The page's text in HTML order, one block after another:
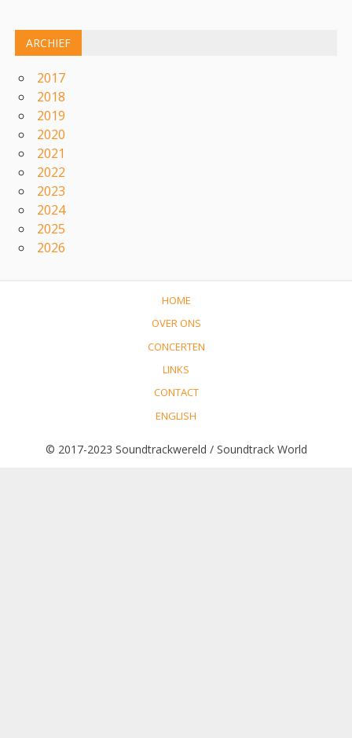
ARCHIEF
2017
2018
2019
2020
2021
2022
2023
2024
2025
2026
HOME
OVER ONS
CONCERTEN
LINKS
CONTACT
ENGLISH
© 2017-2023 Soundtrackwereld / Soundtrack World